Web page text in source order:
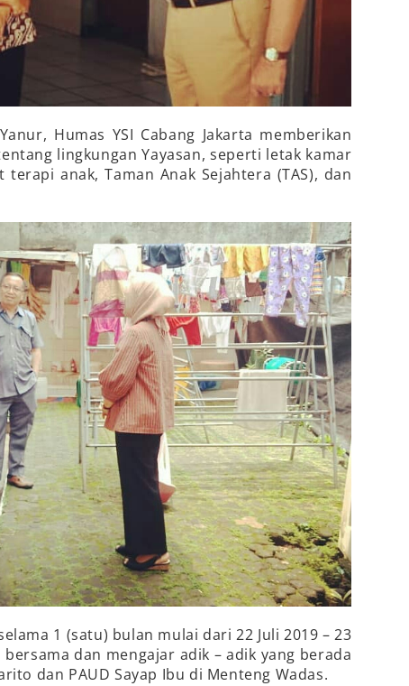
Humas YSI Cabang Jakarta memberikan
lingkungan Yayasan, seperti letak kamar
anak, Taman Anak Sejahtera (TAS), dan
1 (satu) bulan mulai dari 22 Juli 2019 – 23
dan mengajar adik – adik yang berada
dan PAUD Sayap Ibu di Menteng Wadas.